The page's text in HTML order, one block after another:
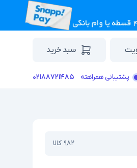
سبد خرید
پشتیبانی همراهته ۰۲۱۸۸۷۲۱۴۸۵
۹۸۲ کالا